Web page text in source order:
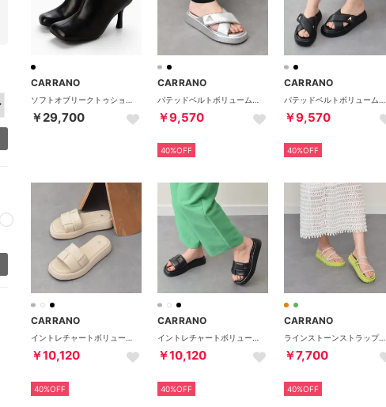
CARRANO
￥29,700
CARRANO
￥9,570
40%OFF
CARRANO
￥9,570
40%OFF
CARRANO
￥10,120
40%OFF
CARRANO
￥10,120
40%OFF
CARRANO
ラインストーンストラップサンダル （グリーン）
￥7,700
40%OFF